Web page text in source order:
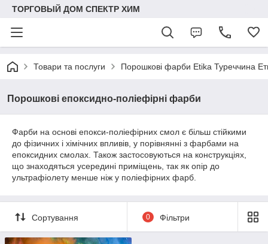
ТОРГОВЫЙ ДОМ СПЕКТР ХИМ
Товари та послуги Порошкові фарби Etika Туреччина
Порошкові епоксидно-поліефірні фарби
Фарби на основі епокси-поліефірних смол є більш стійкими
до фізичних і хімічних впливів, у порівнянні з фарбами на
епоксидних смолах. Також застосовуються на конструкціях,
що знаходяться усередині приміщень, так як опір до
ультрафіолету менше ніж у поліефірних фарб.
Сортування 0 Фільтри